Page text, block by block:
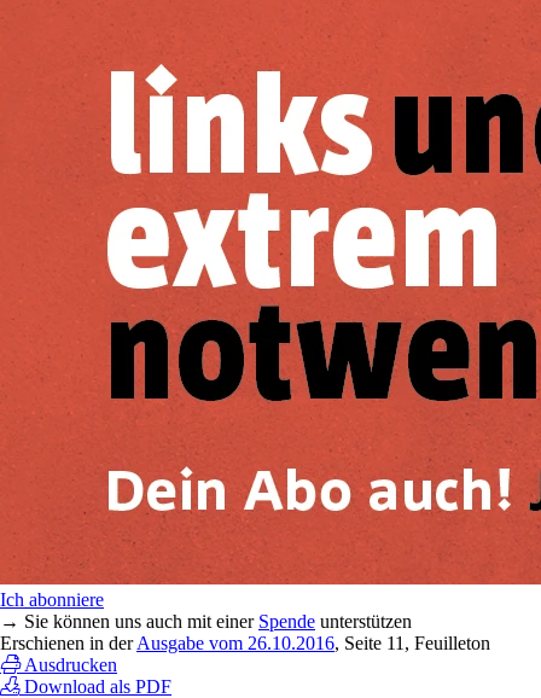
Ich abonniere
→ Sie können uns auch mit einer Spende unterstützen
Erschienen in derAusgabe vom 26.10.2016, Seite 11, Feuilleton
Ausdrucken
Download als PDF